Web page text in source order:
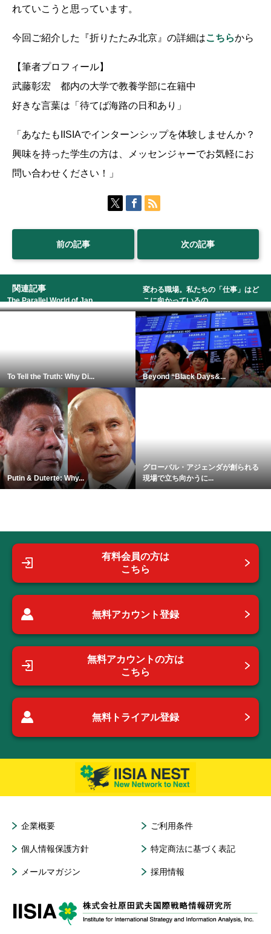
れていこうと思っています。
今回ご紹介した『折りたたみ北京』の詳細はこちらから
【筆者プロフィール】
武藤彰宏 都内の大学で教養学部に在籍中
好きな言葉は「待てば海路の日和あり」
「あなたもIISIAでインターンシップを体験しませんか？
興味を持った学生の方は、メッセンジャーでお気軽にお
問い合わせください！」
前の記事 次の記事
関連記事
The Parallel World of Jap...
変わる職場。私たちの「仕事」はど
こに向かっているの...
To Tell the Truth: Why Di... Beyond “Black Days&...
Putin & Duterte: Why...
グローバル・アジェンダが創られる
現場で立ち向かうに...
有料会員の方は
こちら
無料アカウント登録
無料アカウントの方は
こちら
無料トライアル登録
企業概要 ご利用条件
個人情報保護方針 特定商法に基づく表記
メールマガジン 採用情報